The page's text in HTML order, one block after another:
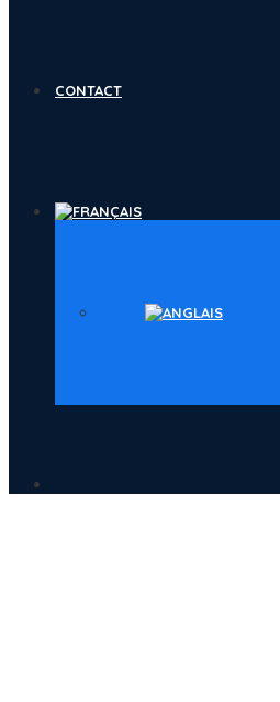
CONTACT